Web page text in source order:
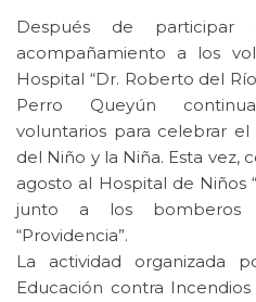
Después de
acompañamiento a los
Hospital “Dr. Roberto del
Perro Queyún
voluntarios para celebrar
del Niño y la Niña. Esta vez,
agosto al Hospital de Niños
junto a los bomberos
“Providencia”.
La actividad organizada
Educación contra